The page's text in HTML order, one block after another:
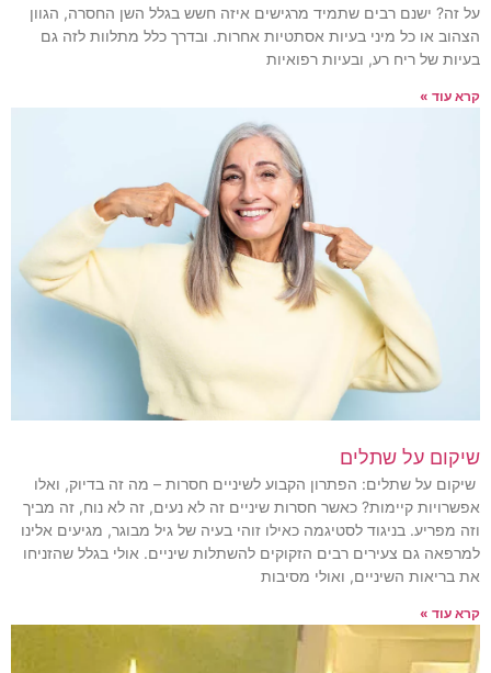
על זה? ישנם רבים שתמיד מרגישים איזה חשש בגלל השן החסרה, הגוון
הצהוב או כל מיני בעיות אסתטיות אחרות. ובדרך כלל מתלוות לזה גם
בעיות של ריח רע, ובעיות רפואיות
קרא עוד »
שיקום על שתלים
שיקום על שתלים: הפתרון הקבוע לשיניים חסרות – מה זה בדיוק, ואלו
אפשרויות קיימות? כאשר חסרות שיניים זה לא נעים, זה לא נוח, זה מביך
וזה מפריע. בניגוד לסטיגמה כאילו זוהי בעיה של גיל מבוגר, מגיעים אלינו
למרפאה גם צעירים רבים הזקוקים להשתלות שיניים. אולי בגלל שהזניחו
את בריאות השיניים, ואולי מסיבות
קרא עוד »